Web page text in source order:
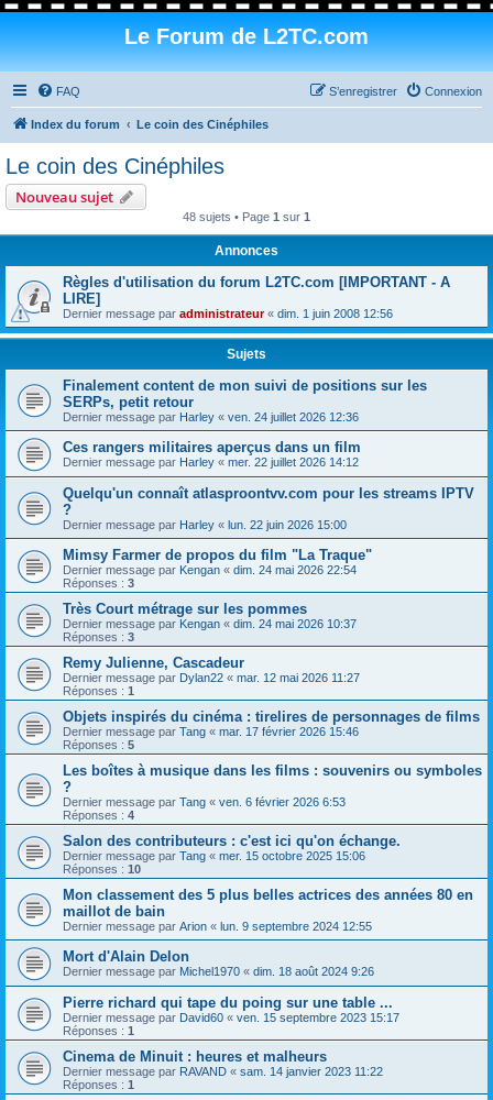
Le Forum de L2TC.com
FAQ Connexion
S’enregistrer
Index du forum Le coin des Cinéphiles
Le coin des Cinéphiles
Nouveau sujet
48 sujets • Page 1 sur 1
Annonces
Règles d'utilisation du forum L2TC.com [IMPORTANT - A
LIRE]
Dernier message par administrateur« dim. 1 juin 2008 12:56
Sujets
Finalement content de mon suivi de positions sur les
SERPs, petit retour
Dernier message par Harley « ven. 24 juillet 2026 12:36
Ces rangers militaires aperçus dans un film
Dernier message par Harley « mer. 22 juillet 2026 14:12
Quelqu'un connaît atlasproontvv.com pour les streams IPTV
?
Dernier message par Harley « lun. 22 juin 2026 15:00
Mimsy Farmer de propos du film "La Traque"
Dernier message par Kengan « dim. 24 mai 2026 22:54
Réponses : 3
Très Court métrage sur les pommes
Dernier message par Kengan « dim. 24 mai 2026 10:37
Réponses : 3
Remy Julienne, Cascadeur
Dernier message par Dylan22 « mar. 12 mai 2026 11:27
Réponses : 1
Objets inspirés du cinéma : tirelires de personnages de films
Dernier message par Tang « mar. 17 février 2026 15:46
Réponses : 5
Les boîtes à musique dans les films : souvenirs ou symboles
?
Dernier message par Tang « ven. 6 février 2026 6:53
Réponses : 4
Salon des contributeurs : c'est ici qu'on échange.
Dernier message par Tang « mer. 15 octobre 2025 15:06
Réponses : 10
Mon classement des 5 plus belles actrices des années 80 en
maillot de bain
Dernier message par Arion « lun. 9 septembre 2024 12:55
Mort d'Alain Delon
Dernier message par Michel1970 « dim. 18 août 2024 9:26
Pierre richard qui tape du poing sur une table ...
Dernier message par David60 « ven. 15 septembre 2023 15:17
Réponses : 1
Cinema de Minuit : heures et malheurs
Dernier message par RAVAND « sam. 14 janvier 2023 11:22
Réponses : 1